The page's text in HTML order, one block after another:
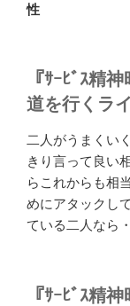
性
『ｻｰﾋﾞｽ精
道を行くラ
二人がうまくい
きり言って良い
らこれからも相
めにアタックし
ている二人なら
『ｻｰﾋﾞｽ精